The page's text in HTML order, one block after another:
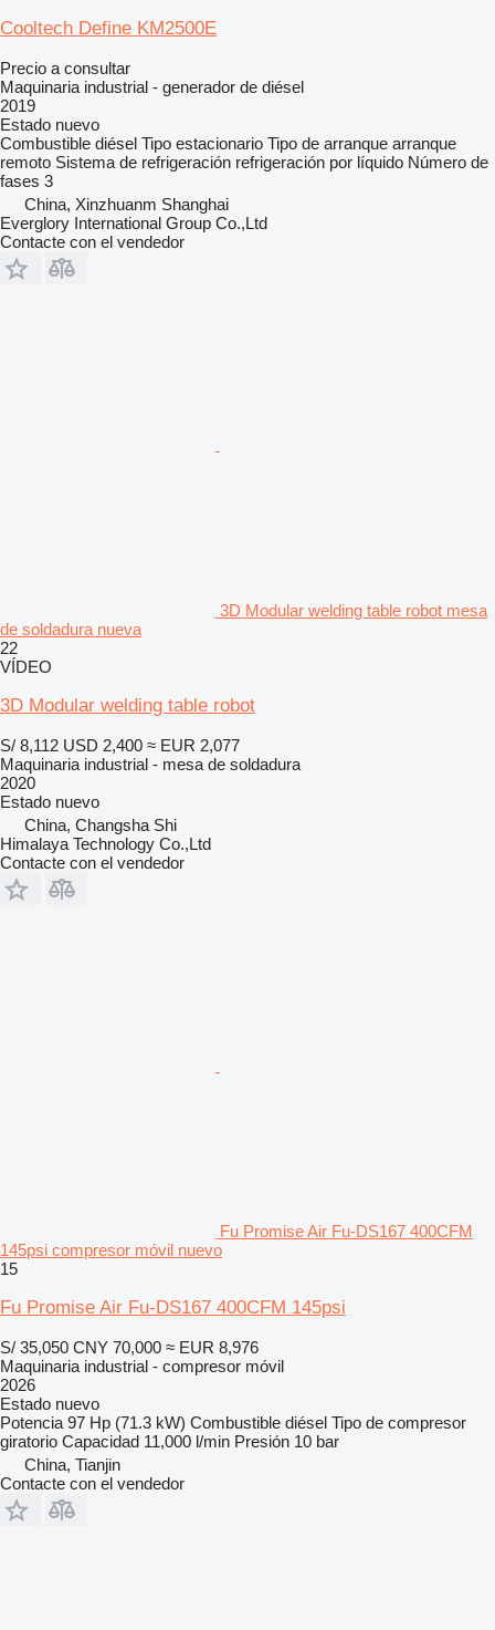
Cooltech Define KM2500E
Precio a consultar
Maquinaria industrial - generador de diésel
2019
Estado nuevo
Combustible diésel Tipo estacionario Tipo de arranque arranque
remoto Sistema de refrigeración refrigeración por líquido Número de
fases 3
China, Xinzhuanm Shanghai
Everglory International Group Co.,Ltd
Contacte con el vendedor
3D Modular welding table robot mesa
de soldadura nueva
22
VÍDEO
3D Modular welding table robot
S/ 8,112 USD 2,400 ≈ EUR 2,077
Maquinaria industrial - mesa de soldadura
2020
Estado nuevo
China, Changsha Shi
Himalaya Technology Co.,Ltd
Contacte con el vendedor
Fu Promise Air Fu-DS167 400CFM
145psi compresor móvil nuevo
15
Fu Promise Air Fu-DS167 400CFM 145psi
S/ 35,050 CNY 70,000 ≈ EUR 8,976
Maquinaria industrial - compresor móvil
2026
Estado nuevo
Potencia 97 Hp (71.3 kW) Combustible diésel Tipo de compresor
giratorio Capacidad 11,000 l/min Presión 10 bar
China, Tianjin
Contacte con el vendedor